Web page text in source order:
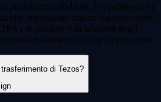
piattaforme affidabili. Per proteggere i
che impongono misure rigorose come
le passkey e la whitelist degli
prioritarie sull'app Crypto.com.
di Tezos?